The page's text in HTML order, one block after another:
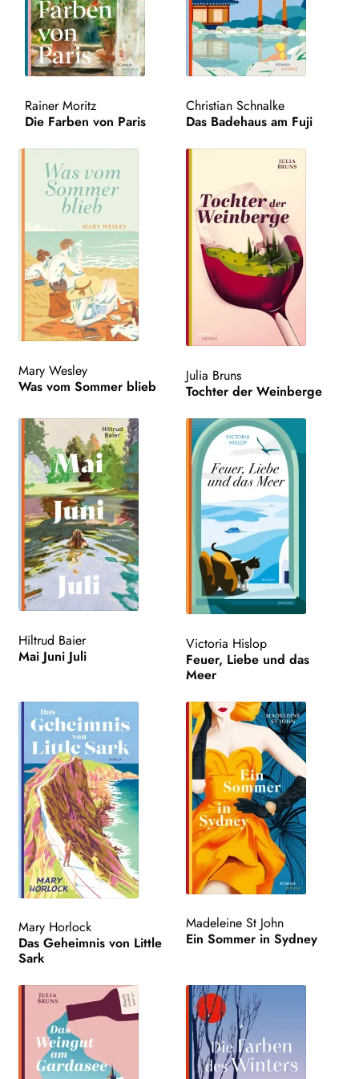
AKTUELLES
HANDEL
NEWSLETTER
LIZENZEN | FOREIGN RIGHTS
Rainer Moritz
Die Farben von Paris
Christian Schnalke
Das Badehaus am Fuji
Mary Wesley
Was vom Sommer blieb
Julia Bruns
Tochter der Weinberge
Hiltrud Baier
Mai Juni Juli
Victoria Hislop
Feuer, Liebe und das
Meer
Mary Horlock
Das Geheimnis von Little
Sark
Madeleine St John
Ein Sommer in Sydney